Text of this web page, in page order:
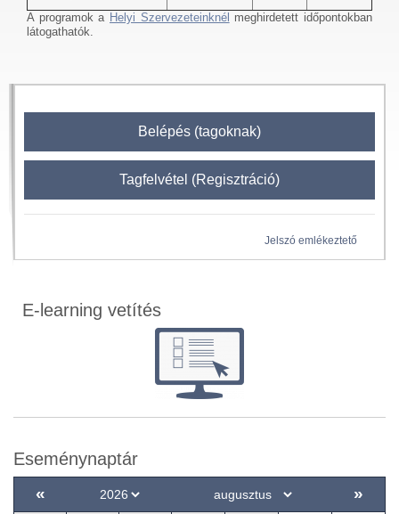
A programok a Helyi Szervezeteinknél meghirdetett időpontokban
látogathatók.
Belépés (tagoknak)
Tagfelvétel (Regisztráció)
Jelszó emlékeztető
E-learning vetítés
Eseménynaptár
« »